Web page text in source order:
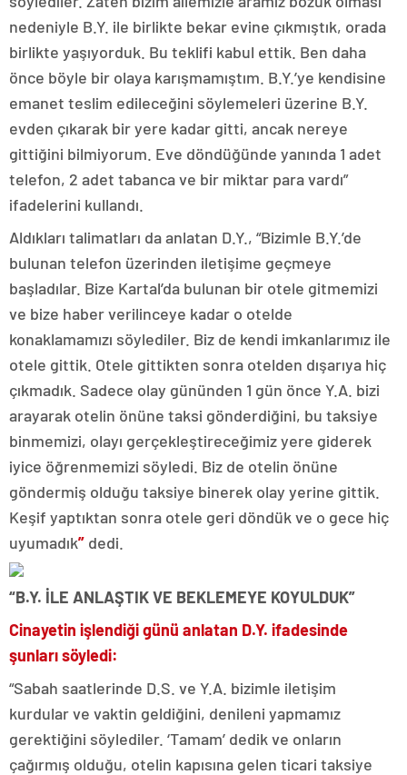
nedeniyle B.Y. ile birlikte bekar evine çıkmıştık, orada
birlikte yaşıyorduk. Bu teklifi kabul ettik. Ben daha
önce böyle bir olaya karışmamıştım. B.Y.’ye kendisine
emanet teslim edileceğini söylemeleri üzerine B.Y.
evden çıkarak bir yere kadar gitti, ancak nereye
gittiğini bilmiyorum. Eve döndüğünde yanında 1 adet
telefon, 2 adet tabanca ve bir miktar para vardı”
ifadelerini kullandı.
Aldıkları talimatları da anlatan D.Y., “Bizimle B.Y.’de
bulunan telefon üzerinden iletişime geçmeye
başladılar. Bize Kartal’da bulunan bir otele gitmemizi
ve bize haber verilinceye kadar o otelde
konaklamamızı söylediler. Biz de kendi imkanlarımız ile
otele gittik. Otele gittikten sonra otelden dışarıya hiç
çıkmadık. Sadece olay gününden 1 gün önce Y.A. bizi
arayarak otelin önüne taksi gönderdiğini, bu taksiye
binmemizi, olayı gerçekleştireceğimiz yere giderek
iyice öğrenmemizi söyledi. Biz de otelin önüne
göndermiş olduğu taksiye binerek olay yerine gittik.
Keşif yaptıktan sonra otele geri döndük ve o gece hiç
uyumadık” dedi.
“B.Y. İLE ANLAŞTIK VE BEKLEMEYE KOYULDUK”
Cinayetin işlendiği günü anlatan D.Y. ifadesinde
şunları söyledi:
“Sabah saatlerinde D.S. ve Y.A. bizimle iletişim
kurdular ve vaktin geldiğini, denileni yapmamız
gerektiğini söylediler. ‘Tamam’ dedik ve onların
çağırmış olduğu, otelin kapısına gelen ticari taksiye